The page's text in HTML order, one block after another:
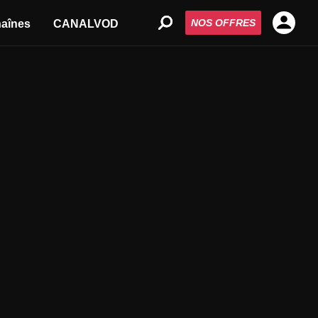
CANALVOD NOS OFFRES